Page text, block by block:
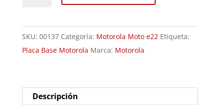
E22
cantidad
SKU: 00137 Categoría: Motorola Moto e22 Etiqueta:
Placa Base Motorola Marca: Motorola
Descripción